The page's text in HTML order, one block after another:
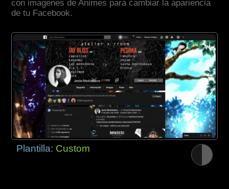
con imagenes de Animes para cambiar la apariencia
de tu Facebook.
Plantilla: Custom